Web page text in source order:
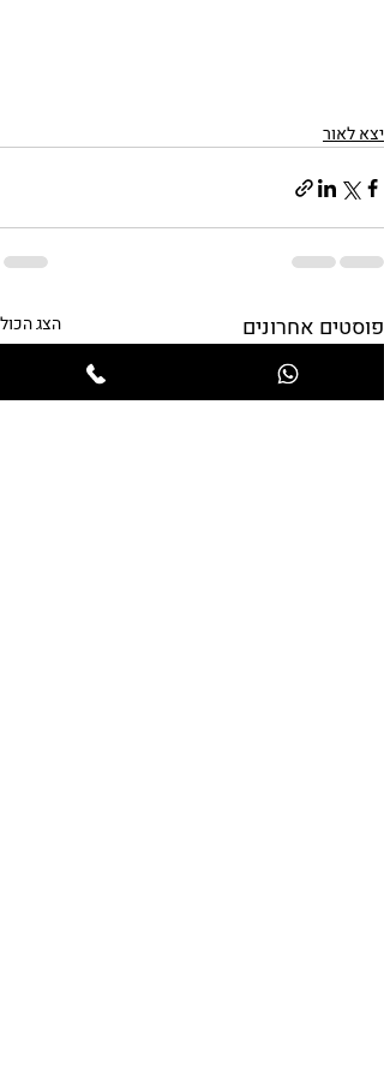
יצא לאור
פוסטים אחרונים הצג הכול